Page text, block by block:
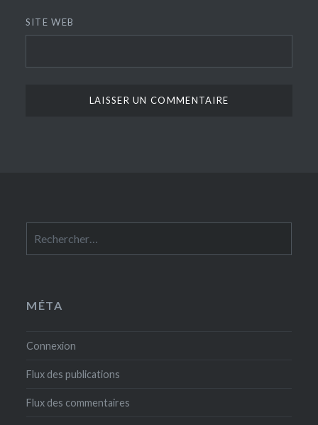
SITE WEB
MÉTA
Connexion
Flux des publications
Flux des commentaires